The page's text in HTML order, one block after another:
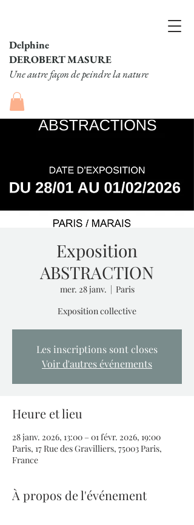
Delphine
DEROBERT MASURE
Une autre façon de peindre la nature
Exposition
ABSTRACTION
mer. 28 janv.
  |
Paris
Exposition collective
Les inscriptions sont closes
Voir d'autres événements
Heure et lieu
28 janv. 2026, 13:00 – 01 févr. 2026, 19:00
Paris, 17 Rue des Gravilliers, 75003 Paris,
France
À propos de l'événement